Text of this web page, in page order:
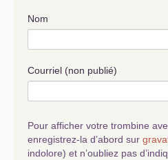
Nom
Courriel (non publié)
Pour afficher votre trombine
enregistrez-la d’abord sur
indolore) et n’oubliez pas